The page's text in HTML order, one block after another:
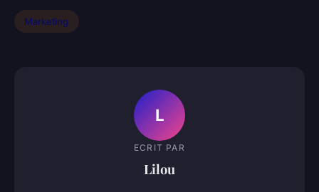
Marketing
L
ECRIT PAR
Lilou